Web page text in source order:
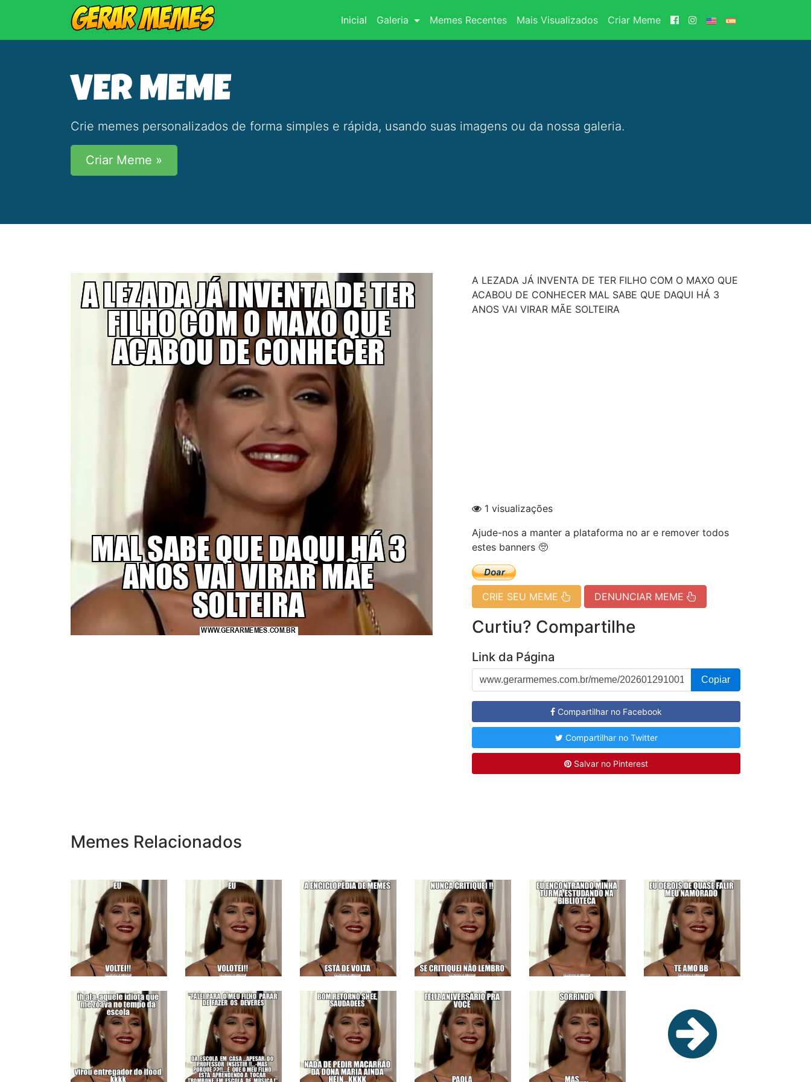
Inicial(current)
Galeria Memes Recentes Mais Visualizados Criar Meme
VER MEME
Crie memes personalizados de forma simples e rápida, usando suas imagens ou da nossa galeria.
Criar Meme »
A LEZADA JÁ INVENTA DE TER FILHO COM O MAXO QUE
ACABOU DE CONHECER MAL SABE QUE DAQUI HÁ 3
ANOS VAI VIRAR MÃE SOLTEIRA
1 visualizações
Ajude-nos a manter a plataforma no ar e remover todos
estes banners 🥺
CRIE SEU MEME DENUNCIAR MEME
Curtiu? Compartilhe
Link da Página
Copiar
Compartilhar no Facebook
Compartilhar no Twitter
Salvar no Pinterest
Memes Relacionados